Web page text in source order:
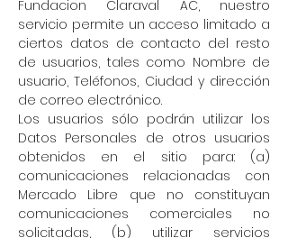
Fundacion Claraval AC, nuestro
servicio permite un acceso limitado a
ciertos datos de contacto del resto
de usuarios, tales como Nombre de
usuario, Teléfonos, Ciudad y dirección
de correo electrónico.
Los usuarios sólo podrán utilizar los
Datos Personales de otros usuarios
obtenidos en el sitio para: (a)
comunicaciones relacionadas con
Mercado Libre que no constituyan
comunicaciones comerciales no
solicitadas, (b) utilizar servicios